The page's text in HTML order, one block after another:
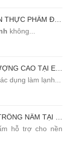
không...
dụng làm lạnh...
hỗ trợ cho nền